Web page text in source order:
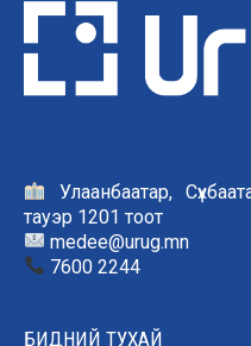
Улаанбаатар,
тауэр 1201 тоот
medee@urug.mn
7600 2244
БИДНИЙ ТУХАЙ